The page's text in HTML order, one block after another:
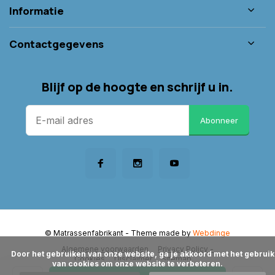
Informatie
Contactgegevens
Blijf op de hoogte en schrijf u in.
Abonneer
Algemene voorwaarden
Privacy Policy -
Cookies
Disclaimer Sitemap
© Matrassenfabrikant - Theme made by Webdinge
van cookies om onze website te verbeteren.